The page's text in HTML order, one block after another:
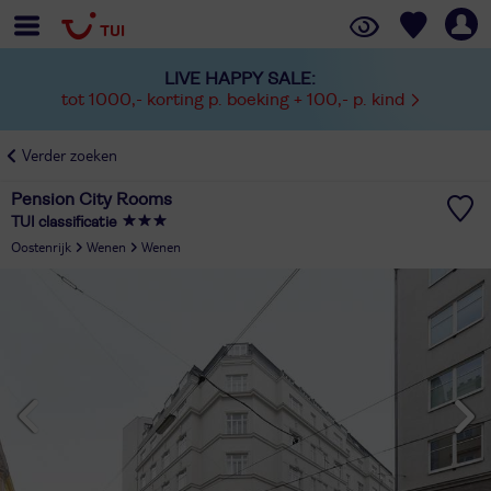
LIVE HAPPY SALE:
tot 1000,- korting p. boeking + 100,- p. kind
Verder zoeken
Pension City Rooms
TUI classificatie
Oostenrijk Wenen Wenen